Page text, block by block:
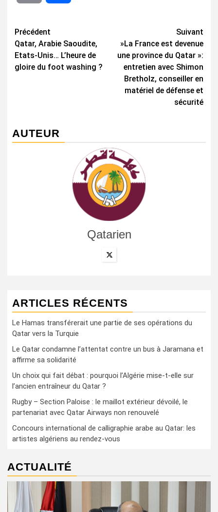
Navigation
d’article
Précédent
Qatar, Arabie Saoudite,
Etats-Unis… L’heure de
gloire du foot washing ?
Suivant
»La France est devenue
une province du Qatar »:
entretien avec Shimon
Bretholz, conseiller en
matériel de défense et
sécurité
AUTEUR
Qatarien
ARTICLES RÉCENTS
Le Hamas transférerait une partie de ses opérations du
Qatar vers la Turquie
Le Qatar condamne l’attentat contre un bus à Jaramana et
affirme sa solidarité
Un choix qui fait débat : pourquoi l’Algérie mise-t-elle sur
l’ancien entraîneur du Qatar ?
Rugby – Section Paloise : le maillot extérieur dévoilé, le
partenariat avec Qatar Airways non renouvelé
Concours international de calligraphie arabe au Qatar: les
artistes algériens au rendez-vous
ACTUALITÉ